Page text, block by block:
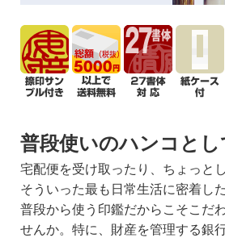
普段使いのハンコとし
宅配便を受け取ったり、ちょっと
そういった最も日常生活に密着し
普段から使う印鑑だからこそこだ
せんか。特に、財産を管理する銀